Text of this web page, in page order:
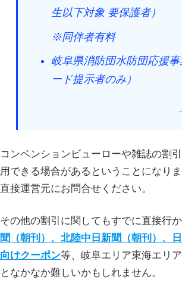
生以下対象 要保護者）
※同伴者有料
岐阜県消防団水防団応援
ード提示者のみ）
コンベンションビューローや雑誌の割
用できる場合があるということになり
直接運営元にお問合せください。
その他の割引に関してもすでに直接行か
聞（朝刊）、北陸中日新聞（朝刊）、
向けクーポン等、岐阜エリア東海エリ
となかなか難しいかもしれません。